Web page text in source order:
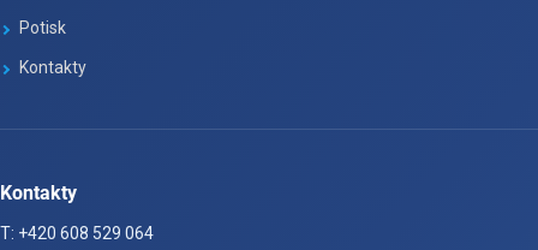
Potisk
Kontakty
Kontakty
T: +420 608 529 064